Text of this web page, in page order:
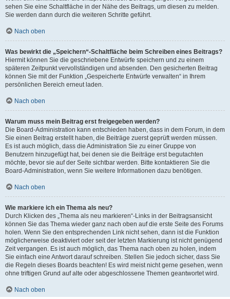
sehen Sie eine Schaltfläche in der Nähe des Beitrags, um diesen zu melden.
Sie werden dann durch die weiteren Schritte geführt.
Nach oben
Was bewirkt die „Speichern“-Schaltfläche beim Schreiben eines Beitrags?
Hiermit können Sie die geschriebene Entwürfe speichern und zu einem
späteren Zeitpunkt vervollständigen und absenden. Den gesicherten Beitrag
können Sie mit der Funktion „Gespeicherte Entwürfe verwalten“ in Ihrem
persönlichen Bereich erneut laden.
Nach oben
Warum muss mein Beitrag erst freigegeben werden?
Die Board-Administration kann entschieden haben, dass in dem Forum, in dem
Sie einen Beitrag erstellt haben, die Beiträge zuerst geprüft werden müssen.
Es ist auch möglich, dass die Administration Sie zu einer Gruppe von
Benutzern hinzugefügt hat, bei denen sie die Beiträge erst begutachten
möchte, bevor sie auf der Seite sichtbar werden. Bitte kontaktieren Sie die
Board-Administration, wenn Sie weitere Informationen dazu benötigen.
Nach oben
Wie markiere ich ein Thema als neu?
Durch Klicken des „Thema als neu markieren“-Links in der Beitragsansicht
können Sie das Thema wieder ganz nach oben auf die erste Seite des Forums
holen. Wenn Sie den entsprechenden Link nicht sehen, dann ist die Funktion
möglicherweise deaktiviert oder seit der letzten Markierung ist nicht genügend
Zeit vergangen. Es ist auch möglich, das Thema nach oben zu holen, indem
Sie einfach eine Antwort darauf schreiben. Stellen Sie jedoch sicher, dass Sie
die Regeln dieses Boards beachten! Es wird meist nicht gerne gesehen, wenn
ohne triftigen Grund auf alte oder abgeschlossene Themen geantwortet wird.
Nach oben